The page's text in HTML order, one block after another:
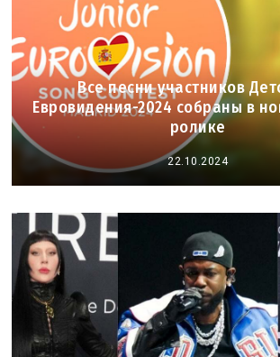
Все песни участников
Евровидения-2024 собраны в
ролике
22.10.2024